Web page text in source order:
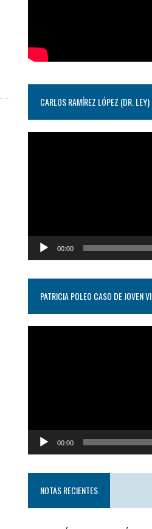
CARLOS RAMÍREZ LÓPEZ (DR. LEY)
00:00
PATRICIA POLEO CASO DE JOVEN
00:00
NOTAS RECIENTES